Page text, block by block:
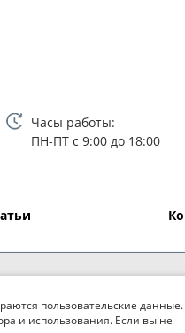
Часы работы:
ПН-ПТ с 9:00 до 18:00
пользовательские данные.
и использования. Если вы не